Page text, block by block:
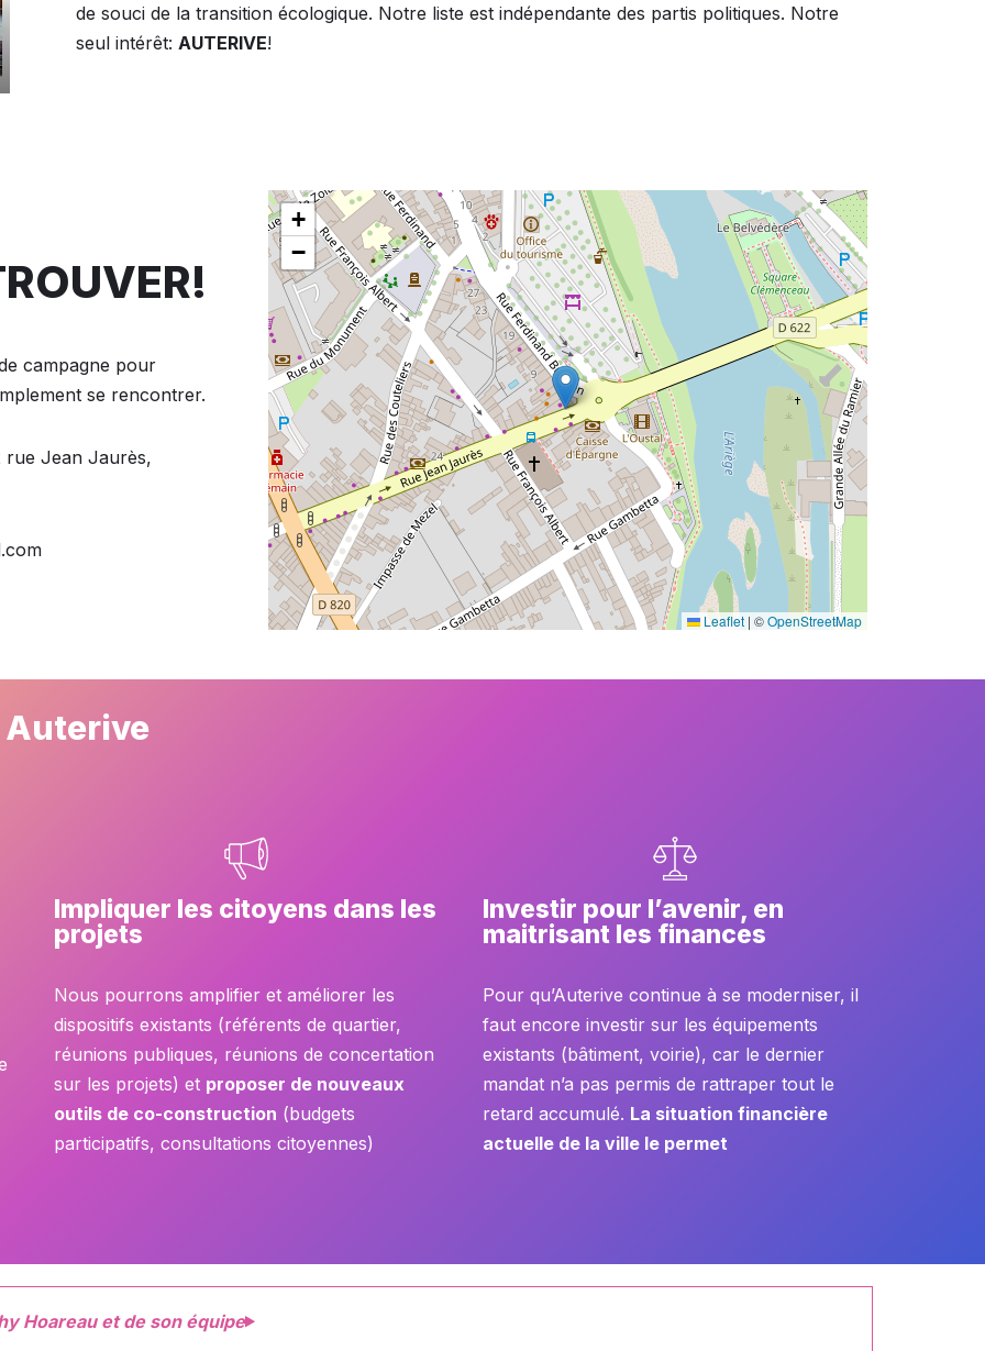
Présents au nettoyage de printemps à
de souci de la transition écologique. Notre liste est indépendante des partis politiques. Notre
seul intérêt: AUTERIVE!
campagne pour
se rencontrer.
Jean Jaurès,
+
−
Leaflet | ©OpenStreetMap
Auterive
Impliquer les citoyens dans les
projets
Nous pourrons amplifier et améliorer les
dispositifs existants (référents de quartier,
réunions publiques, réunions de concertation
sur les projets) et proposer de nouveaux
outils de co-construction (budgets
participatifs, consultations citoyennes)
Investir pour l’avenir, en
maitrisant les finances
Pour qu’Auterive continue à se moderniser, il
faut encore investir sur les équipements
existants (bâtiment, voirie), car le dernier
mandat n’a pas permis de rattraper tout le
retard accumulé. La situation financière
actuelle de la ville le permet
Hoareau et de son équipe